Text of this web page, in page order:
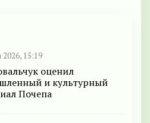
2026, 15:19
оценил
и культурный
Почепа